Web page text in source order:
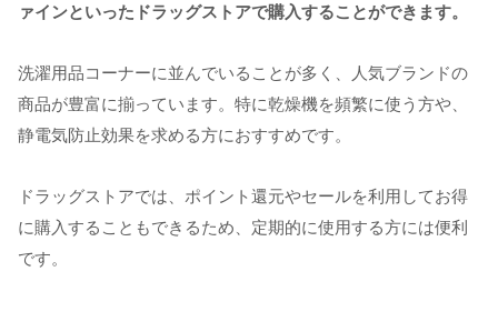
ァインといったドラッグストアで購入することができます。
洗濯用品コーナーに並んでいることが多く、人気ブランドの
商品が豊富に揃っています。特に乾燥機を頻繁に使う方や、
静電気防止効果を求める方におすすめです。
ドラッグストアでは、ポイント還元やセールを利用してお得
に購入することもできるため、定期的に使用する方には便利
です。